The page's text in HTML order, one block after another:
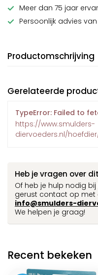
Meer dan 75 jaar
Persoonlijk advies
Productomschrijving
Gerelateerde
TypeError: Failed to
https://www.smulders-
diervoeders.nl/
Heb je vragen over
Of heb je hulp nodig
gerust contact op met
info@smulders-
We helpen je graag!
Recent bekeken